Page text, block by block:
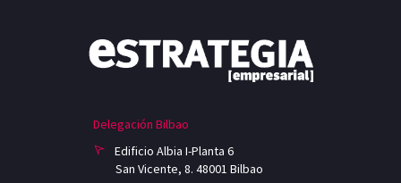
Delegación Bilbao
Edificio Albia I-Planta 6
San Vicente, 8. 48001 Bilbao